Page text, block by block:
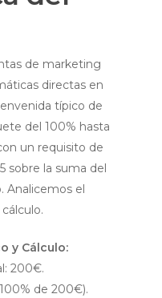
de marketing
directas en
típico de
del 100% hasta
un requisito de
sobre la suma del
Analicemos el
y Cálculo:
200€.
de 200€).